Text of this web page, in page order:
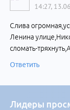
14:27,
Слива
Ленина
сломать-
Ответить
Лидеры